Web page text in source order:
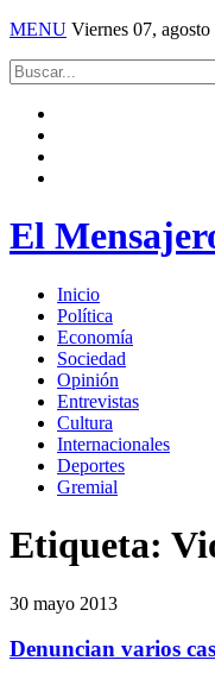
MENU Viernes 07, agosto
El
Inicio
Política
Economía
Sociedad
Opinión
Entrevistas
Cultura
Internacionales
Deportes
Gremial
Etiqueta:
30 mayo 2013
Denuncian varios